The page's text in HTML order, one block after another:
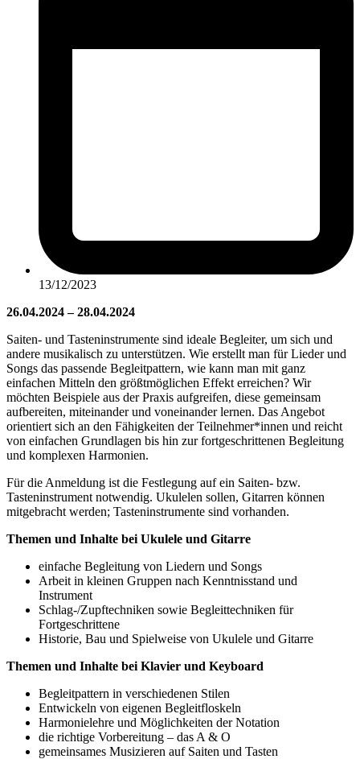
13/12/2023
26.04.2024 – 28.04.2024
Saiten- und Tasteninstrumente sind ideale Begleiter, um sich und
andere musikalisch zu unterstützen. Wie erstellt man für Lieder und
Songs das passende Begleitpattern, wie kann man mit ganz
einfachen Mitteln den größtmöglichen Effekt erreichen? Wir
möchten Beispiele aus der Praxis aufgreifen, diese gemeinsam
aufbereiten, miteinander und voneinander lernen. Das Angebot
orientiert sich an den Fähigkeiten der Teilnehmer*innen und reicht
von einfachen Grundlagen bis hin zur fortgeschrittenen Begleitung
und komplexen Harmonien.
Für die Anmeldung ist die Festlegung auf ein Saiten- bzw.
Tasteninstrument notwendig. Ukulelen sollen, Gitarren können
mitgebracht werden; Tasteninstrumente sind vorhanden.
Themen und Inhalte bei Ukulele und Gitarre
einfache Begleitung von Liedern und Songs
Arbeit in kleinen Gruppen nach Kenntnisstand und
Instrument
Schlag-/Zupftechniken sowie Begleittechniken für
Fortgeschrittene
Historie, Bau und Spielweise von Ukulele und Gitarre
Themen und Inhalte bei Klavier und Keyboard
Begleitpattern in verschiedenen Stilen
Entwickeln von eigenen Begleitfloskeln
Harmonielehre und Möglichkeiten der Notation
die richtige Vorbereitung – das A & O
gemeinsames Musizieren auf Saiten und Tasten